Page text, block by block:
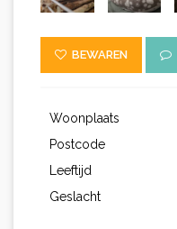
BEWAREN
Woonplaats
Postcode
Leeftijd
Geslacht